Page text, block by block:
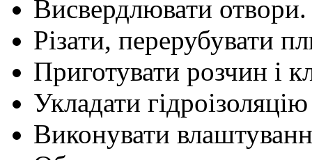
Висвердлювати отвори.
Різати, перерубувати
Приготувати розчин і
Укладати
Виконувати